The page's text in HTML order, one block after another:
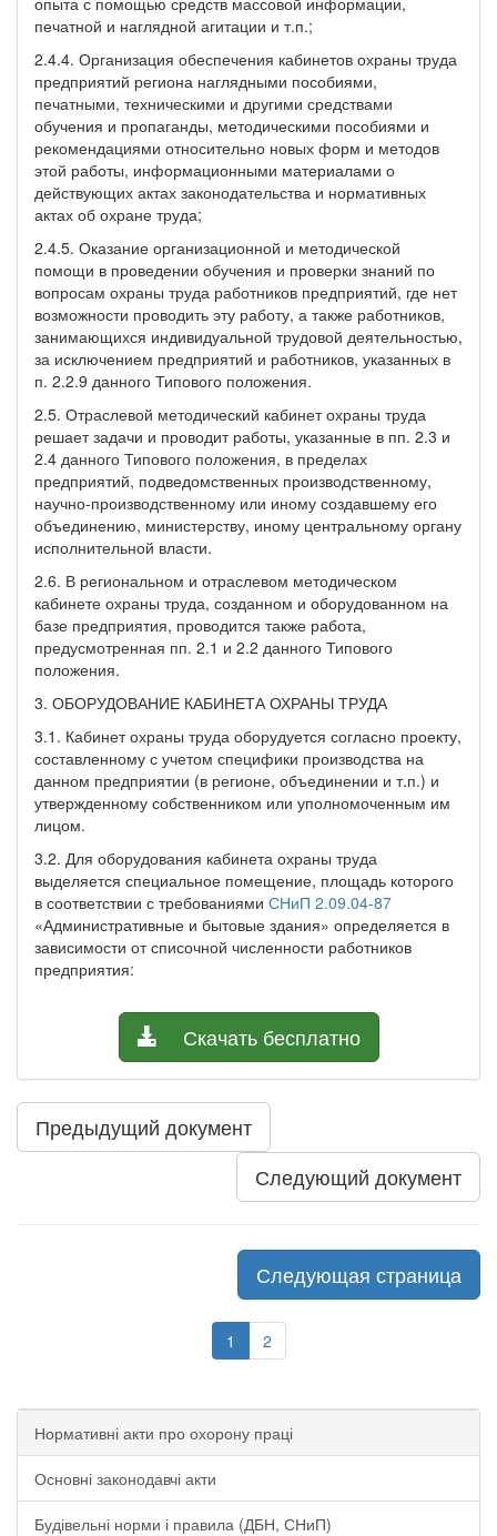
печатной и наглядной агитации и т.п.;
2.4.4. Организация обеспечения кабинетов охраны труда
предприятий региона наглядными пособиями,
печатными, техническими и другими средствами
обучения и пропаганды, методическими пособиями и
рекомендациями относительно новых форм и методов
этой работы, информационными материалами о
действующих актах законодательства и нормативных
актах об охране труда;
2.4.5. Оказание организационной и методической
помощи в проведении обучения и проверки знаний по
вопросам охраны труда работников предприятий, где нет
возможности проводить эту работу, а также работников,
занимающихся индивидуальной трудовой деятельностью,
за исключением предприятий и работников, указанных в
п. 2.2.9 данного Типового положения.
2.5. Отраслевой методический кабинет охраны труда
решает задачи и проводит работы, указанные в пп. 2.3 и
2.4 данного Типового положения, в пределах
предприятий, подведомственных производственному,
научно-производственному или иному создавшему его
объединению, министерству, иному центральному органу
исполнительной власти.
2.6. В региональном и отраслевом методическом
кабинете охраны труда, созданном и оборудованном на
базе предприятия, проводится также работа,
предусмотренная пп. 2.1 и 2.2 данного Типового
положения.
3. ОБОРУДОВАНИЕ КАБИНЕТА ОХРАНЫ ТРУДА
3.1. Кабинет охраны труда оборудуется согласно проекту,
составленному с учетом специфики производства на
данном предприятии (в регионе, объединении и т.п.) и
утвержденному собственником или уполномоченным им
лицом.
3.2. Для оборудования кабинета охраны труда
выделяется специальное помещение, площадь которого
в соответствии с требованиями СНиП 2.09.04-87
«Административные и бытовые здания» определяется в
зависимости от списочной численности работников
предприятия:
Скачать бесплатно
Предыдущий документ
Следующий документ
Следующая страница
1 2
Нормативні акти про охорону праці
Основні законодавчі акти
Будівельні норми і правила (ДБН, СНиП)